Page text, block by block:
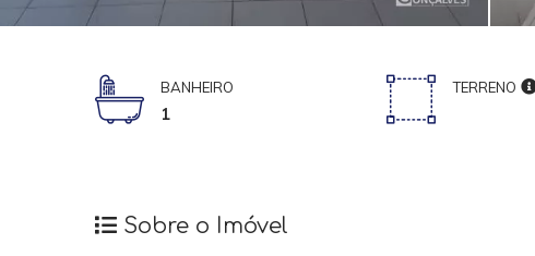
BANHEIRO
1
TERRENO
Sobre o Imóvel